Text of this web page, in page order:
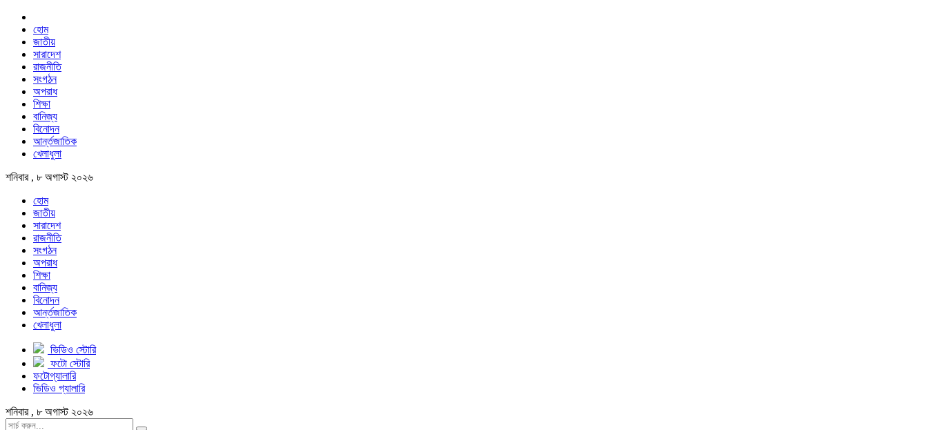
হোম
জাতীয়
সারাদেশ
রাজনীতি
সংগঠন
অপরাধ
শিক্ষা
বানিজ্য
বিনোদন
আর্ন্তজাতিক
খেলাধুলা
শনিবার , ৮ অগাস্ট ২০২৬
হোম
জাতীয়
সারাদেশ
রাজনীতি
সংগঠন
অপরাধ
শিক্ষা
বানিজ্য
বিনোদন
আর্ন্তজাতিক
খেলাধুলা
ভিডিও স্টোরি
ফটো স্টোরি
ফটোগ্যালারি
ভিডিও গ্যালারি
শনিবার , ৮ অগাস্ট ২০২৬